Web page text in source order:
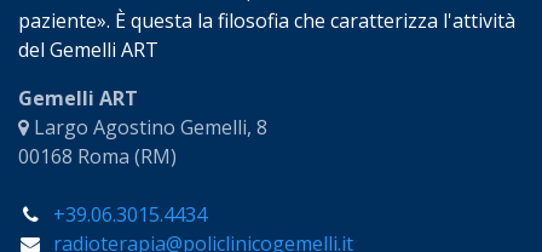
paziente». È questa la filosofia che caratterizza l'attività
del Gemelli ART
Gemelli ART
Largo Agostino Gemelli, 8
00168 Roma (RM)
+39.06.3015.4434
radioterapia@policlinicogemelli.it